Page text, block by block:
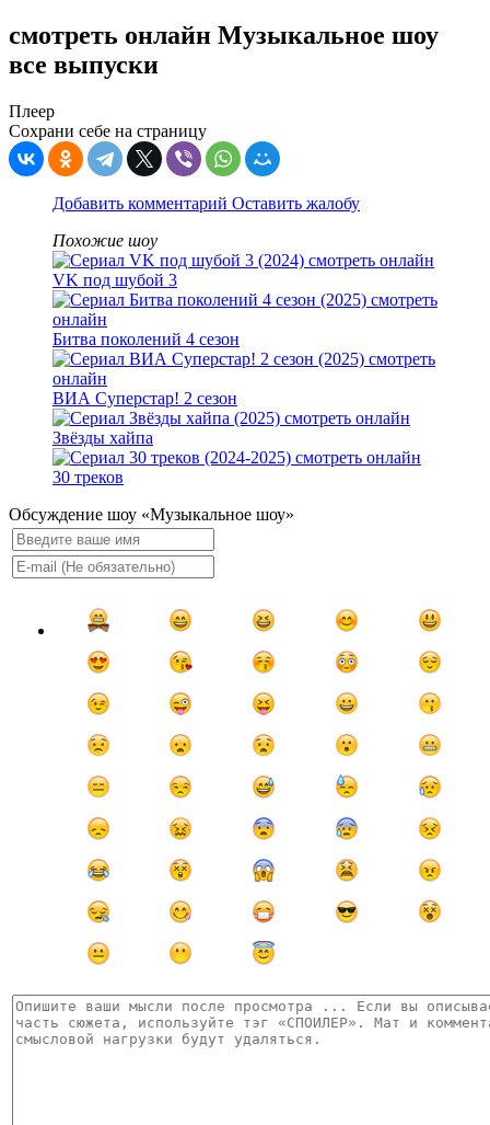
смотреть онлайн Музыкальное шоу
все выпуски
Плеер
Сохрани себе на страницу
Добавить комментарий Оставить жалобу
Похожие шоу
VK под шубой 3
Битва поколений 4 сезон
ВИА Суперстар! 2 сезон
Звёзды хайпа
30 треков
Обсуждение шоу «Музыкальное шоу»